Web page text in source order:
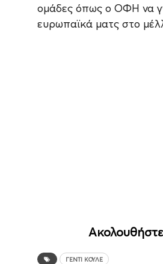
ομάδες όπως ο ΟΦΗ να
ευρωπαϊκά ματς στο
ΓΕΝΤΙ ΚΟΥΛΕ